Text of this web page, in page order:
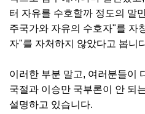
터 자유를 수호할까 정도의 말
주국가와 자유의 수호자"를 자
자"를 자처하지 않았다고 봅니
이러한 부분 말고, 여러분들이
국절과 이승만 국부론이 안 되
설명하고 있습니다.